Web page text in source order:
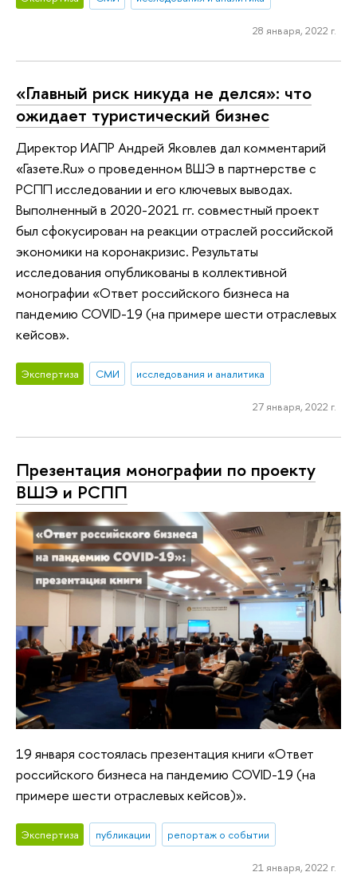
28 января, 2022 г.
«Главный риск никуда не делся»: что
ожидает туристический бизнес
Директор ИАПР Андрей Яковлев дал комментарий
«Газете.Ru» о проведенном ВШЭ в партнерстве с
РСПП исследовании и его ключевых выводах.
Выполненный в 2020-2021 гг. совместный проект
был сфокусирован на реакции отраслей российской
экономики на коронакризис. Результаты
исследования опубликованы в коллективной
монографии «Ответ российского бизнеса на
пандемию COVID-19 (на примере шести отраслевых
кейсов».
Экспертиза СМИ исследования и аналитика
27 января, 2022 г.
Презентация монографии по проекту
ВШЭ и РСПП
19 января состоялась презентация книги «Ответ
российского бизнеса на пандемию COVID-19 (на
примере шести отраслевых кейсов)».
Экспертиза публикации репортаж о событии
21 января, 2022 г.